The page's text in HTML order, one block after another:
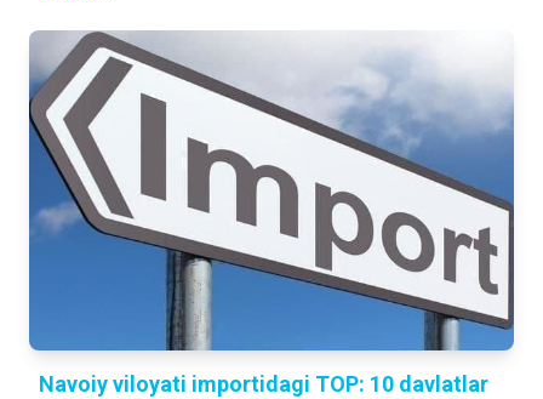
Navoiy viloyati importidagi TOP: 10 davlatlar